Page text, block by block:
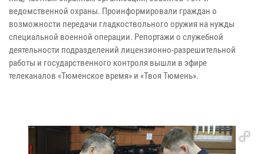
ведомственной охраны. Проинформировали граждан о
возможности передачи гладкоствольного оружия на нужды
специальной военной операции. Репортажи о служебной
деятельности подразделений лицензионно-разрешительной
работы и государственного контроля вышли в эфире
телеканалов «Тюменское время» и «Твоя Тюмень».